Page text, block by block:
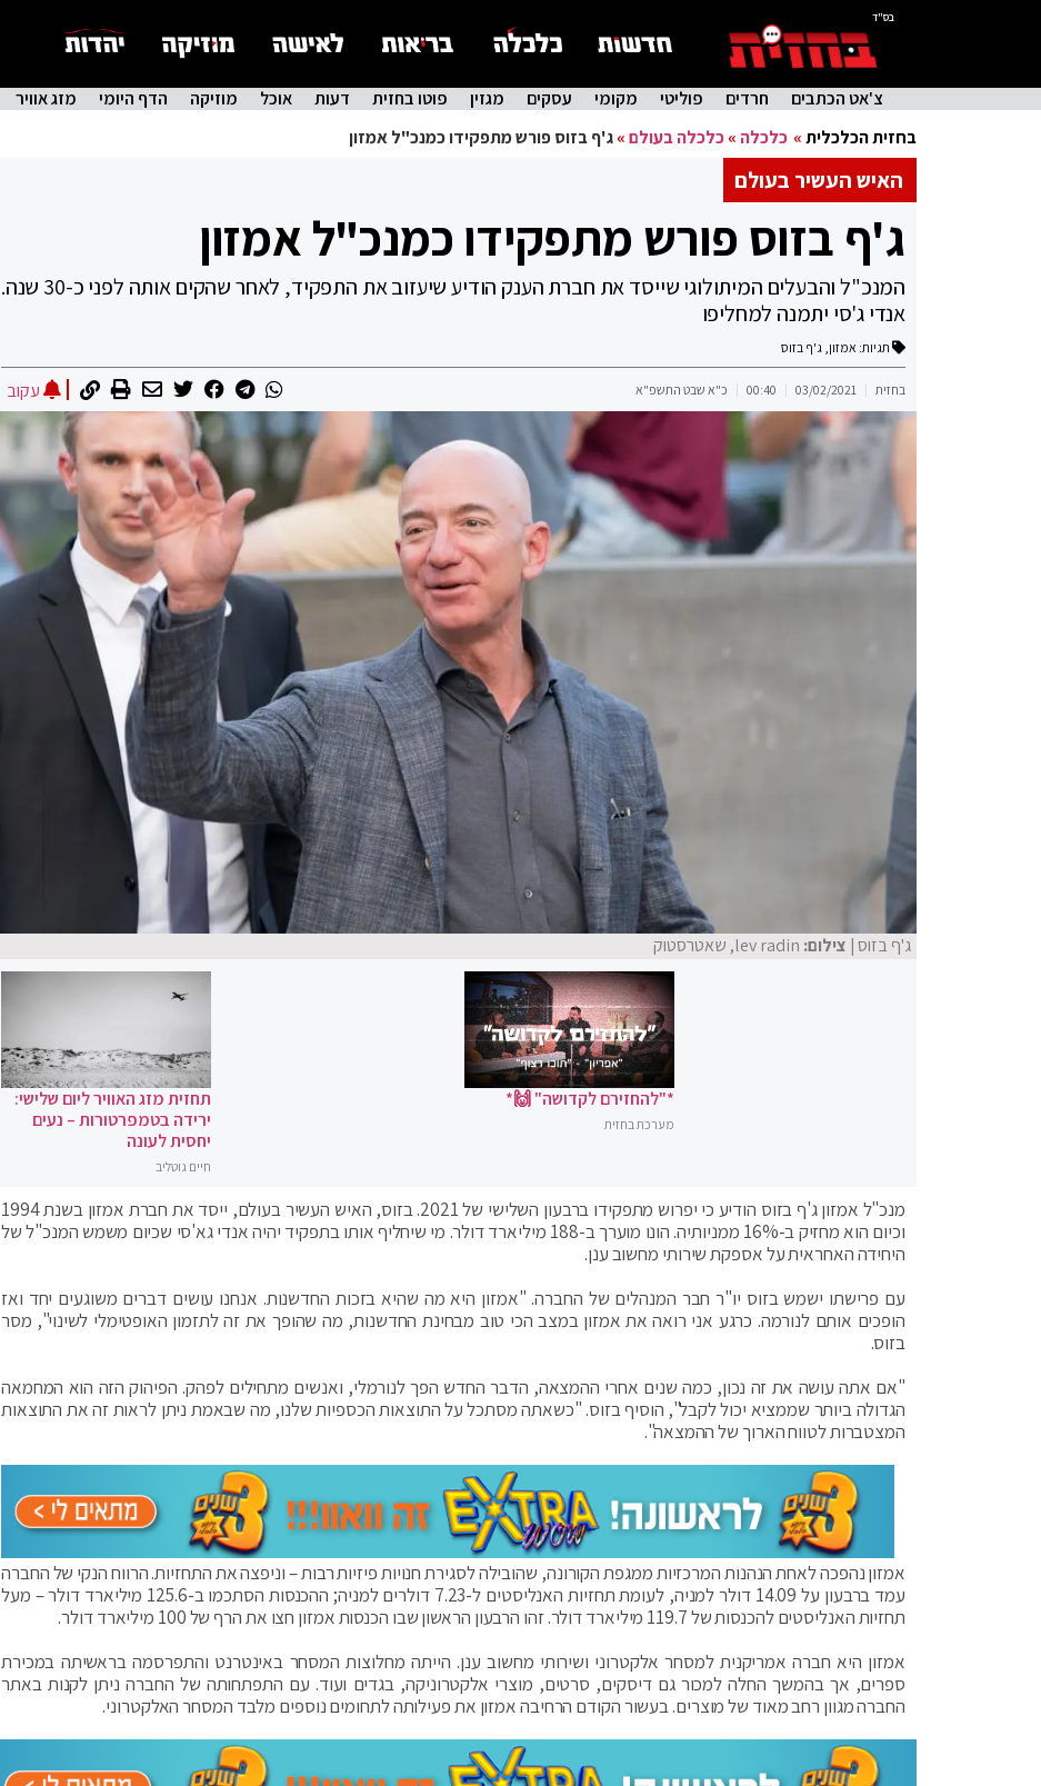
בס"ד
צ'אט הכתבים חרדים פוליטי מקומי עסקים מגזין פוטו בחזית דעות אוכל מוזיקה הדף היומי מזג אוויר
בחזית הכלכלית» כלכלה »כלכלה בעולם»ג'ף בזוס פורש מתפקידו כמנכ"ל אמזון
האיש העשיר בעולם
ג'ף בזוס פורש מתפקידו כמנכ"ל אמזון
המנכ"ל והבעלים המיתולוגי שייסד את חברת הענק הודיע שיעזוב את התפקיד, לאחר שהקים אותה לפני כ-30 שנה.
אנדי ג'סי יתמנה למחליפו
תגיות: אמזון, ג'ף בזוס
בחזית 03/02/2021
00:40 כ"א שבט התשפ"א עקוב
ג'ף בזוס| צילום: lev radin, שאטרסטוק
*"להחזירם לקדושה" 🙌*
מערכת בחזית
תחזית מזג האוויר ליום שלישי:
ירידה בטמפרטורות – נעים
יחסית לעונה
חיים גוטליב
מנכ"ל אמזון ג'ף בזוס הודיע כי יפרוש מתפקידו ברבעון השלישי של 2021. בזוס, האיש העשיר בעולם, ייסד את חברת אמזון בשנת 1994
וכיום הוא מחזיק ב-16% ממניותיה. הונו מוערך ב-188 מיליארד דולר. מי שיחליף אותו בתפקיד יהיה אנדי גא'סי שכיום משמש המנכ"ל של
היחידה האחראית על אספקת שירותי מחשוב ענן.
עם פרישתו ישמש בזוס יו"ר חבר המנהלים של החברה. "אמזון היא מה שהיא בזכות החדשנות. אנחנו עושים דברים משוגעים יחד ואז
הופכים אותם לנורמה. כרגע אני רואה את אמזון במצב הכי טוב מבחינת החדשנות, מה שהופך את זה לתזמון האופטימלי לשינוי", מסר
בזוס.
"אם אתה עושה את זה נכון, כמה שנים אחרי ההמצאה, הדבר החדש הפך לנורמלי, ואנשים מתחילים לפהק. הפיהוק הזה הוא המחמאה
הגדולה ביותר שממציא יכול לקבל", הוסיף בזוס. "כשאתה מסתכל על התוצאות הכספיות שלנו, מה שבאמת ניתן לראות זה את התוצאות
המצטברות לטווח הארוך של ההמצאה".
אמזון נהפכה לאחת הנהנות המרכזיות ממגפת הקורונה, שהובילה לסגירת חנויות פיזיות רבות – וניפצה את התחזיות. הרווח הנקי של החברה
עמד ברבעון על 14.09 דולר למניה, לעומת תחזיות האנליסטים ל-7.23 דולרים למניה; ההכנסות הסתכמו ב-125.6 מיליארד דולר – מעל
תחזיות האנליסטים להכנסות של 119.7 מיליארד דולר. זהו הרבעון הראשון שבו הכנסות אמזון חצו את הרף של 100 מיליארד דולר.
אמזון היא חברה אמריקנית למסחר אלקטרוני ושירותי מחשוב ענן. הייתה מחלוצות המסחר באינטרנט והתפרסמה בראשיתה במכירת
ספרים, אך בהמשך החלה למכור גם דיסקים, סרטים, מוצרי אלקטרוניקה, בגדים ועוד. עם התפתחותה של החברה ניתן לקנות באתר
החברה מגוון רחב מאוד של מוצרים. בעשור הקודם הרחיבה אמזון את פעילותה לתחומים נוספים מלבד המסחר האלקטרוני.